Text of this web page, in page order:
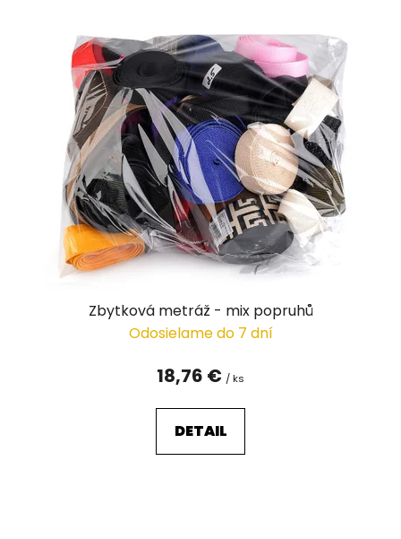
Zbytková metráž - mix popruhů
Odosielame do 7 dní
18,76 € / ks
DETAIL